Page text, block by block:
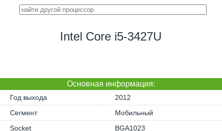
Intel Core i5-3427U
Основная информация:
Год выхода
2012
Сегмент
Мобильный
Socket
BGA1023